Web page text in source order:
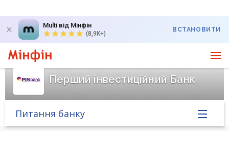
Multi від Мінфін
(8,9K+)
ВСТАНОВИТИ
Перший інвестиційний Банк
Питання банку